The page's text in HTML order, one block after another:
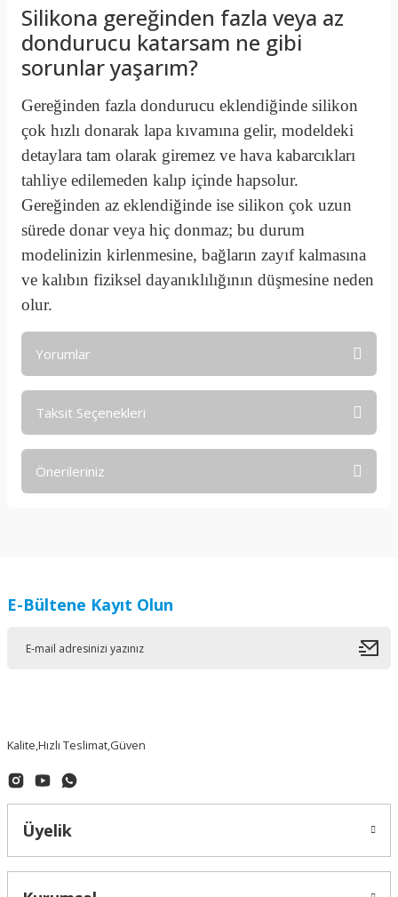
Silikona gereğinden fazla veya az
dondurucu katarsam ne gibi
sorunlar yaşarım?
Gereğinden fazla dondurucu eklendiğinde silikon
çok hızlı donarak lapa kıvamına gelir, modeldeki
detaylara tam olarak giremez ve hava kabarcıkları
tahliye edilemeden kalıp içinde hapsolur.
Gereğinden az eklendiğinde ise silikon çok uzun
sürede donar veya hiç donmaz; bu durum
modelinizin kirlenmesine, bağların zayıf kalmasına
ve kalıbın fiziksel dayanıklılığının düşmesine neden
olur.
Yorumlar
Taksit Seçenekleri
Önerileriniz
Ürün resmi kalitesiz, bozuk veya görüntülenemiyor.
E-Bültene Kayıt Olun
Kalite,Hızlı Teslimat,Güven
Üyelik